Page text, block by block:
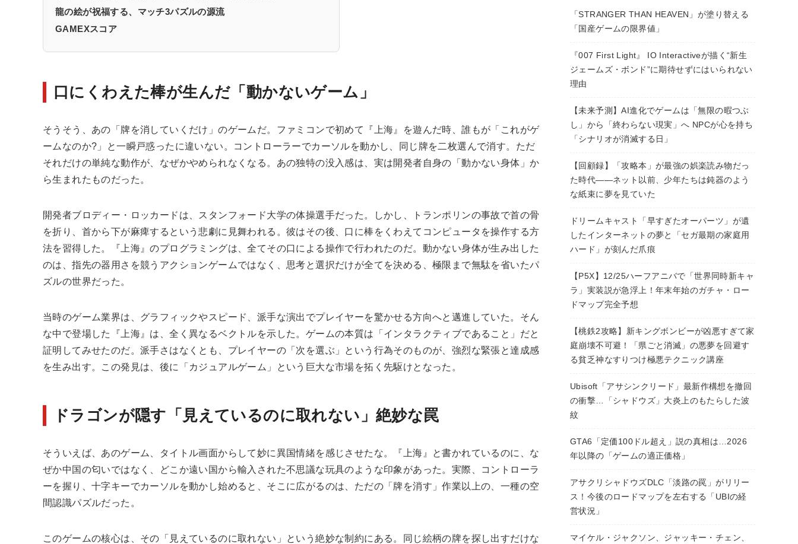
龍の絵が祝福する、マッチ3パズルの源流
GAMEXスコア
口にくわえた棒が生んだ「動かないゲーム」
そうそう、あの「牌を消していくだけ」のゲームだ。ファミコンで初めて『上海』を遊んだ時、誰もが「これがゲ
ームなのか?」と一瞬戸惑ったに違いない。コントローラーでカーソルを動かし、同じ牌を二枚選んで消す。ただ
それだけの単純な動作が、なぜかやめられなくなる。あの独特の没入感は、実は開発者自身の「動かない身体」か
ら生まれたものだった。
開発者ブロディー・ロッカードは、スタンフォード大学の体操選手だった。しかし、トランポリンの事故で首の骨
を折り、首から下が麻痺するという悲劇に見舞われる。彼はその後、口に棒をくわえてコンピュータを操作する方
法を習得した。『上海』のプログラミングは、全てその口による操作で行われたのだ。動かない身体が生み出した
のは、指先の器用さを競うアクションゲームではなく、思考と選択だけが全てを決める、極限まで無駄を省いたパ
ズルの世界だった。
当時のゲーム業界は、グラフィックやスピード、派手な演出でプレイヤーを驚かせる方向へと邁進していた。そん
な中で登場した『上海』は、全く異なるベクトルを示した。ゲームの本質は「インタラクティブであること」だと
証明してみせたのだ。派手さはなくとも、プレイヤーの「次を選ぶ」という行為そのものが、強烈な緊張と達成感
を生み出す。この発見は、後に「カジュアルゲーム」という巨大な市場を拓く先駆けとなった。
ドラゴンが隠す「見えているのに取れない」絶妙な罠
そういえば、あのゲーム、タイトル画面からして妙に異国情緒を感じさせたな。『上海』と書かれているのに、な
ぜか中国の匂いではなく、どこか遠い国から輸入された不思議な玩具のような印象があった。実際、コントローラ
ーを握り、十字キーでカーソルを動かし始めると、そこに広がるのは、ただの「牌を消す」作業以上の、一種の空
間認識パズルだった。
このゲームの核心は、その「見えているのに取れない」という絶妙な制約にある。同じ絵柄の牌を探し出すだけな
「STRANGER THAN HEAVEN」が塗り替える
「国産ゲームの限界値」
『007 First Light』 IO Interactiveが描く“新生
ジェームズ・ボンド”に期待せずにはいられない
理由
【未来予測】AI進化でゲームは「無限の暇つぶ
し」から「終わらない現実」へ NPCが心を持ち
「シナリオが消滅する日」
【回顧録】「攻略本」が最強の娯楽読み物だっ
た時代――ネット以前、少年たちは鈍器のよう
な紙束に夢を見ていた
ドリームキャスト「早すぎたオーパーツ」が遺
したインターネットの夢と「セガ最期の家庭用
ハード」が刻んだ爪痕
【P5X】12/25ハーフアニバで「世界同時新キャ
ラ」実装説が急浮上！年末年始のガチャ・ロー
ドマップ完全予想
【桃鉄2攻略】新キングボンビーが凶悪すぎて家
庭崩壊不可避！「県ごと消滅」の悪夢を回避す
る貧乏神なすりつけ極悪テクニック講座
Ubisoft「アサシンクリード」最新作構想を撤回
の衝撃…「シャドウズ」大炎上のもたらした波
紋
GTA6「定価100ドル超え」説の真相は…2026
年以降の「ゲームの適正価格」
アサクリシャドウズDLC「淡路の罠」がリリー
ス！今後のロードマップを左右する「UBIの経
営状況」
マイケル・ジャクソン、ジャッキー・チェン、